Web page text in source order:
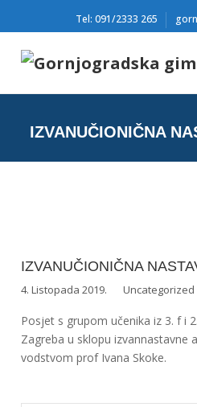
Tel: 091/2333 265
IZVANUČIONIČNA
IZVANUČIONIČNA
4. Listopada 2019. Uncategorized
Posjet s grupom učenika iz 3. f i
Zagreba u sklopu izvannastavne
vodstvom prof Ivana Skoke.